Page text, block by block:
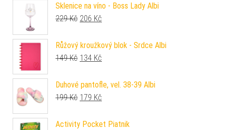
Sklenice na víno - Boss Lady Albi
229Kč Původní cena byla: 229 Kč.
206 Kč
Růžový kroužkový blok - Srdce Albi
149Kč Původní cena byla: 149 Kč.
134 Kč
Duhové pantofle, vel. 38-39 Albi
199Kč Původní cena byla: 199 Kč.
179 Kč
Activity Pocket Piatnik